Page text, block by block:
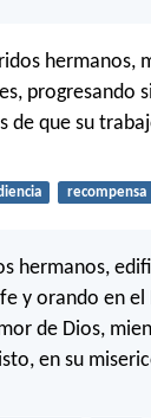
hermanos,
progresando
de que su
recompensa
hermanos,
y orando en el
de Dios,
en su